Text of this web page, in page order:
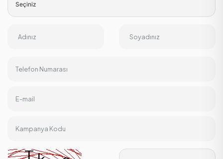
Adınız Soyadınız
Telefon Numarası
E-mail
Kampanya Kodu